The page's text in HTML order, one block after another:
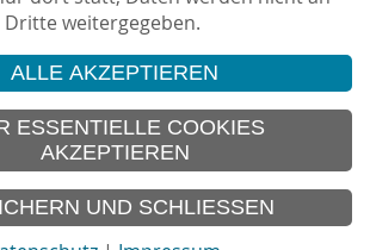
© 2026 Vision Kino
IMPRESSUM
SITEMAP
DATENSCHUTZ
Dritte weitergegeben.
ALLE AKZEPTIEREN
ESSENTIELLE COOKIES
AKZEPTIEREN
UND SCHLIESSEN